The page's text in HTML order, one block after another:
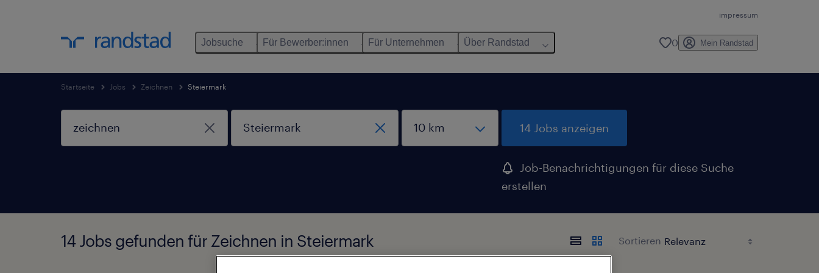
impressum
Jobsuche Für Bewerber:innen Für Unternehmen Über Randstad 0 Mein Randstad
Startseite Jobs Zeichnen Steiermark
14 Jobs anzeigen
Job-Benachrichtigungen für diese Suche
erstellen
14 Jobs gefunden für Zeichnen in Steiermark Sortieren